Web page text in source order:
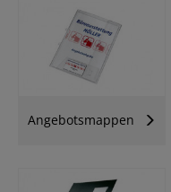
Angebotsmappen